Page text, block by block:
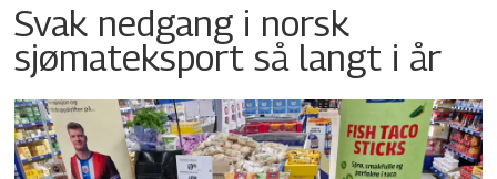
Svak nedgang i norsk
sjømateksport så langt i år